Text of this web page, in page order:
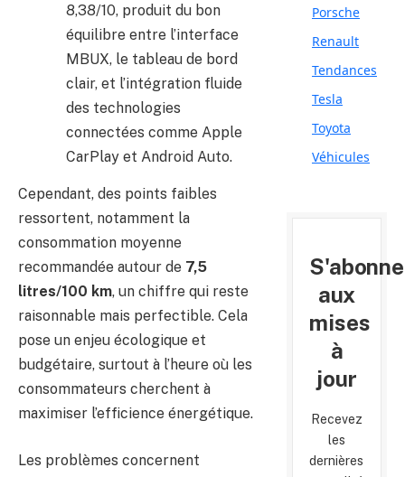
8,38/10, produit du bon
équilibre entre l’interface
MBUX, le tableau de bord
clair, et l’intégration fluide
des technologies
connectées comme Apple
CarPlay et Android Auto.
Cependant, des points faibles
ressortent, notamment la
consommation moyenne
recommandée autour de 7,5
litres/100 km, un chiffre qui reste
raisonnable mais perfectible. Cela
pose un enjeu écologique et
budgétaire, surtout à l’heure où les
consommateurs cherchent à
maximiser l’efficience énergétique.
Les problèmes concernent
Porsche
Renault
Tendances
Tesla
Toyota
Véhicules
aux
mises
à
jour
Recevez
les
dernières